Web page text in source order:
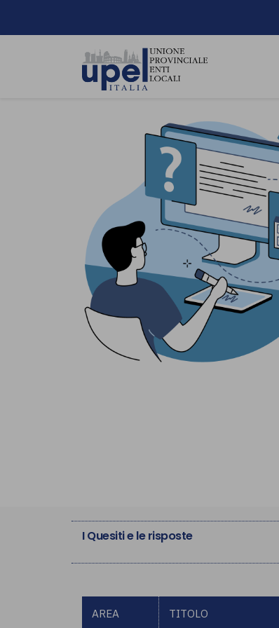
I Quesiti e le risposte
AREA TITOLO